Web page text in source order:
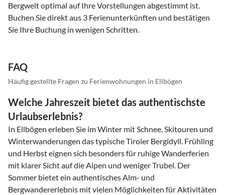
Bergwelt optimal auf Ihre Vorstellungen abgestimmt ist.
Buchen Sie direkt aus 3 Ferienunterkünften und bestätigen
Sie Ihre Buchung in wenigen Schritten.
FAQ
Häufig gestellte Fragen zu Ferienwohnungen in Ellbögen
Welche Jahreszeit bietet das authentischste
Urlaubserlebnis?
In Ellbögen erleben Sie im Winter mit Schnee, Skitouren und
Winterwanderungen das typische Tiroler Bergidyll. Frühling
und Herbst eignen sich besonders für ruhige Wanderferien
mit klarer Sicht auf die Alpen und weniger Trubel. Der
Sommer bietet ein authentisches Alm- und
Bergwandererlebnis mit vielen Möglichkeiten für Aktivitäten